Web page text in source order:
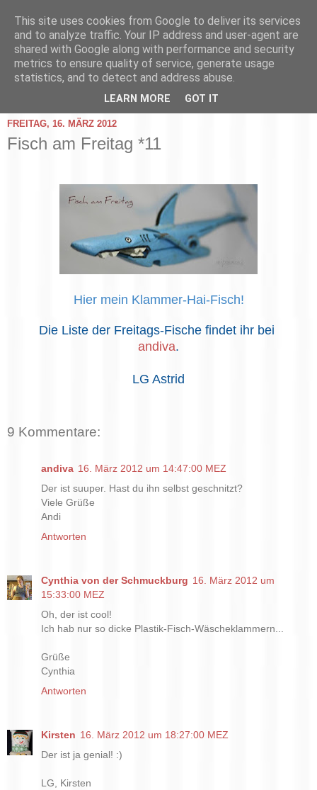
FREITAG, 16. MÄRZ 2012
Fisch am Freitag *11
Hier mein Klammer-Hai-Fisch!
Die Liste der Freitags-Fische findet ihr bei
andiva.
LG Astrid
9 Kommentare:
andiva 16. März 2012 um 14:47:00 MEZ
Der ist suuper. Hast du ihn selbst geschnitzt?
Viele Grüße
Andi
Antworten
Cynthia von der Schmuckburg 16. März 2012 um
15:33:00 MEZ
Oh, der ist cool!
Ich hab nur so dicke Plastik-Fisch-Wäscheklammern...
Grüße
Cynthia
Antworten
Kirsten 16. März 2012 um 18:27:00 MEZ
Der ist ja genial! :)
LG, Kirsten
This site uses cookies from Google to deliver its services
and to analyze traffic. Your IP address and user-agent are
shared with Google along with performance and security
metrics to ensure quality of service, generate usage
statistics, and to detect and address abuse.
LEARN MORE GOT IT